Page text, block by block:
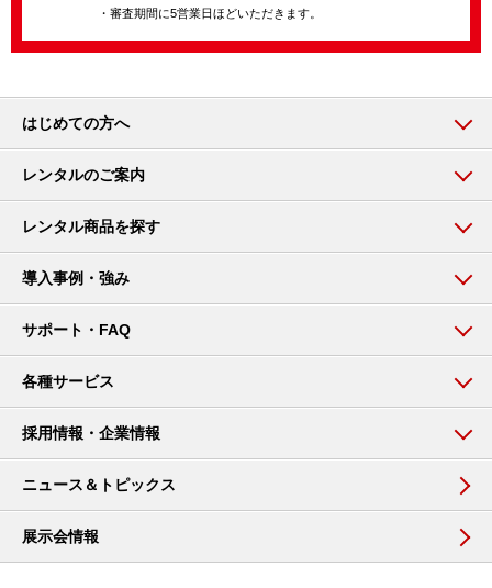
・審査期間に5営業日ほどいただきます。
はじめての方へ
レンタルのご案内
レンタル商品を探す
導入事例・強み
サポート・FAQ
各種サービス
採用情報・企業情報
ニュース＆トピックス
展示会情報